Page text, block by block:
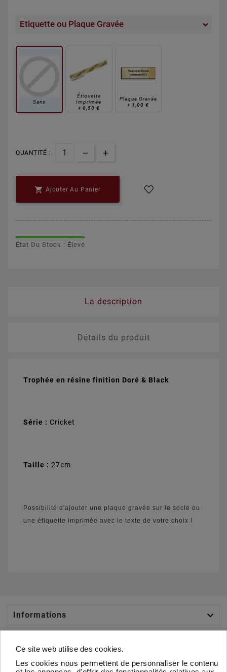
Etiquette ou Plaque Gravée
Sans
Étiquette
Imprimée
+ 0,50 €
Plaque Gravée
+ 1,00 €
QUANTITÉ :
 Ajouter Au Panier
État Du Stock : Élevé
La description
Détails du produit
Trophée en résine finition Doré & Black
Série : Cricket
Taille : 27cm
Possibilité d'ajouter une plaque gravée sur le socle ou
une étiquette imprimée avec le texte de votre choix !
Informations 
Votre Compte 
Ce site web utilise des cookies.
Les cookies nous permettent de personnaliser le contenu